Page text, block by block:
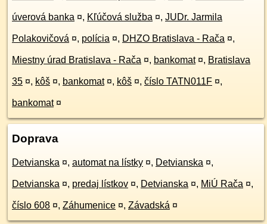
úverová banka ¤, Kľúčová služba ¤, JUDr. Jarmila
Polakovičová ¤, polícia ¤, DHZO Bratislava - Rača ¤,
Miestny úrad Bratislava - Rača ¤, bankomat ¤, Bratislava
35 ¤, kôš ¤, bankomat ¤, kôš ¤, číslo TATN011F ¤,
bankomat ¤
Doprava
Detvianska ¤, automat na lístky ¤, Detvianska ¤,
Detvianska ¤, predaj lístkov ¤, Detvianska ¤, MiÚ Rača ¤,
číslo 608 ¤, Záhumenice ¤, Závadská ¤